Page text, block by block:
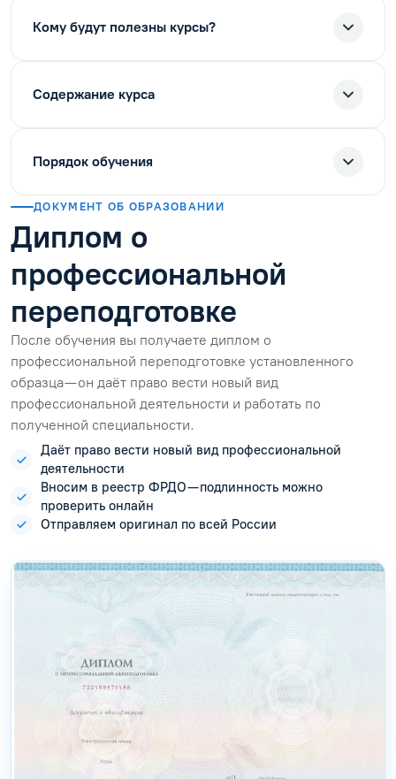
Кому будут полезны курсы?
Содержание курса
Порядок обучения
ДОКУМЕНТ ОБ ОБРАЗОВАНИИ
Диплом о
профессиональной
переподготовке
После обучения вы получаете диплом о
профессиональной переподготовке установленного
образца — он даёт право вести новый вид
профессиональной деятельности и работать по
полученной специальности.
Даёт право вести новый вид профессиональной
деятельности
Вносим в реестр ФРДО — подлинность можно
проверить онлайн
Отправляем оригинал по всей России